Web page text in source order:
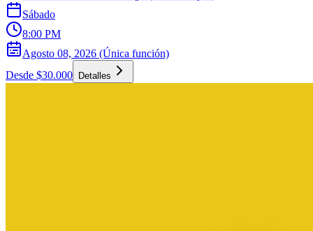
Sábado
8:00 PM
Agosto 08, 2026 (Única función)
Desde $30.000
Detalles